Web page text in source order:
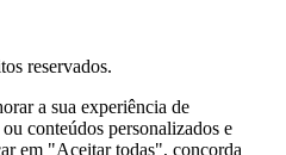
reservados.
a sua experiência de
conteúdos personalizados e
em "Aceitar todas", concorda